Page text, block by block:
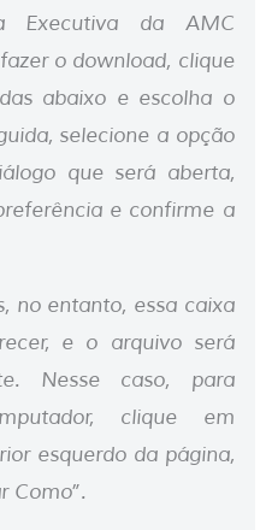
Executiva da AMC
o download, clique
abaixo e escolha o
selecione a opção
que será aberta,
e confirme a
no entanto, essa caixa
e o arquivo será
Nesse caso, para
clique em
esquerdo da página,
Como”.